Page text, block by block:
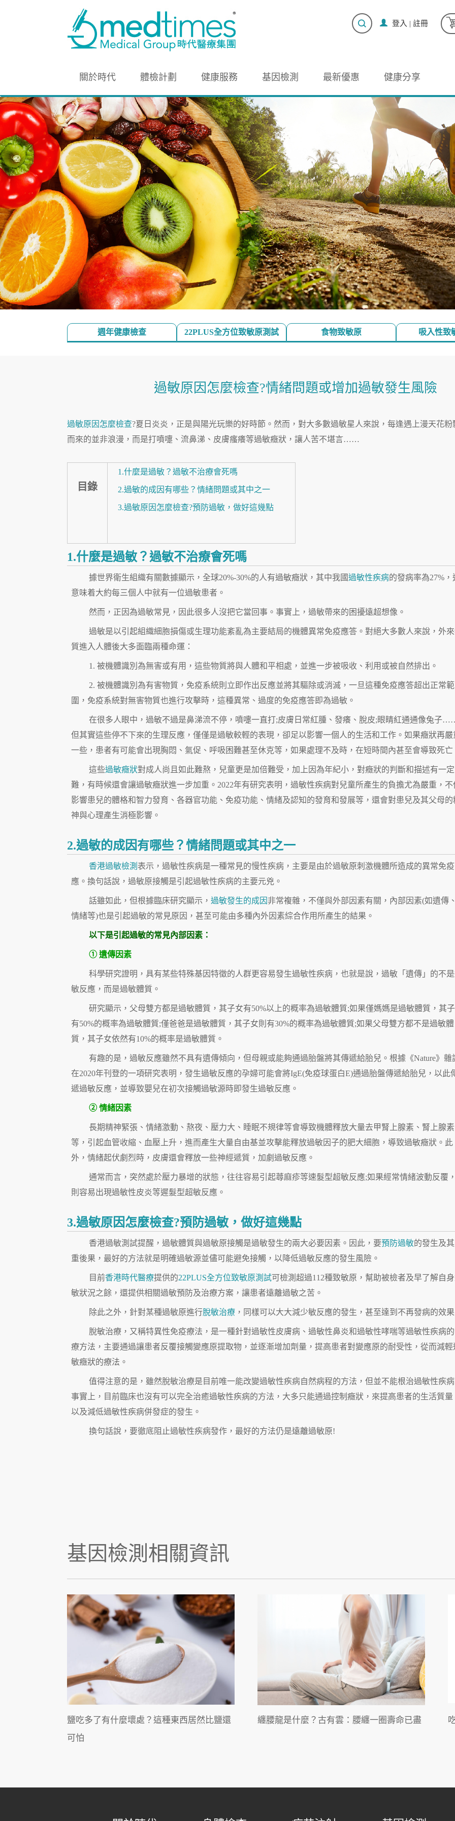
登入 | 註冊
關於時代 體檢計劃 健康服務 基因檢測 最新優惠 健康分享
週年健康檢查 22PLUS全方位致敏原測試 食物致敏原 吸入性致
過敏原因怎麼檢查?情緒問題或增加過敏發生風險
過敏原因怎麼檢查?夏日炎炎，正是與陽光玩樂的好時節。然而，對大多數過敏星人來說，每逢遇上漫天花
而來的並非浪漫，而是打噴嚏、流鼻涕、皮膚瘙癢等過敏癥狀，讓人苦不堪言……
目錄
1.什麼是過敏？過敏不治療會死嗎
2.過敏的成因有哪些？情緒問題或其中之一
3.過敏原因怎麼檢查?預防過敏，做好這幾點
1.什麼是過敏？過敏不治療會死嗎
據世界衛生組織有關數據顯示，全球20%-30%的人有過敏癥狀，其中我國過敏性疾病的發病率為27%，
意味着大約每三個人中就有一位過敏患者。
然而，正因為過敏常見，因此很多人沒把它當回事。事實上，過敏帶來的困擾遠超想像。
過敏是以引起組織細胞損傷或生理功能紊亂為主要結局的機體異常免疫應答。對絕大多數人來說，外
質進入人體後大多面臨兩種命運：
1. 被機體識別為無害或有用，這些物質將與人體和平相處，並進一步被吸收、利用或被自然排出。
2. 被機體識別為有害物質，免疫系統則立即作出反應並將其驅除或消滅，一旦這種免疫應答超出正常範
圍，免疫系統對無害物質也進行攻擊時，這種異常、過度的免疫應答即為過敏。
在很多人眼中，過敏不過是鼻涕流不停，噴嚏一直打;皮膚日常紅腫、發癢、脫皮;眼睛紅通通像兔子
但其實這些停不下來的生理反應，僅僅是過敏較輕的表現，卻足以影響一個人的生活和工作。如果癥狀再嚴
一些，患者有可能會出現胸悶、氣促、呼吸困難甚至休克等，如果處理不及時，在短時間內甚至會導致死亡
這些過敏癥狀對成人尚且如此難熬，兒童更是加倍難受，加上因為年紀小，對癥狀的判斷和描述有一
難，有時候還會讓過敏癥狀進一步加重。2022年有研究表明，過敏性疾病對兒童所產生的負擔尤為嚴重，不
影響患兒的體格和智力發育、各器官功能、免疫功能、情緒及認知的發育和發展等，還會對患兒及其父母的
神與心理產生消極影響。
2.過敏的成因有哪些？情緒問題或其中之一
香港過敏檢測 表示，過敏性疾病是一種常見的慢性疾病，主要是由於過敏原刺激機體所造成的異常免
應。換句話說，過敏原接觸是引起過敏性疾病的主要元兇。
話雖如此，但根據臨床研究顯示， 過敏發生的成因 非常複雜，不僅與外部因素有關，內部因素(如遺傳
情緒等)也是引起過敏的常見原因，甚至可能由多種內外因素綜合作用所產生的結果。
以下是引起過敏的常見內部因素：
① 遺傳因素
科學研究證明，具有某些特殊基因特徵的人群更容易發生過敏性疾病，也就是說，過敏「遺傳」的不
敏反應，而是過敏體質。
研究顯示，父母雙方都是過敏體質，其子女有50%以上的概率為過敏體質;如果僅媽媽是過敏體質，其
有50%的概率為過敏體質;僅爸爸是過敏體質，其子女則有30%的概率為過敏體質;如果父母雙方都不是過敏體
質，其子女依然有10%的概率是過敏體質。
有趣的是，過敏反應雖然不具有遺傳傾向，但母親或能夠通過胎盤將其傳遞給胎兒。根據《Nature》雜
在2020年刊登的一項研究表明，發生過敏反應的孕婦可能會將IgE(免疫球蛋白E)通過胎盤傳遞給胎兒，以此
遞過敏反應，並導致嬰兒在初次接觸過敏源時即發生過敏反應。
② 情緒因素
長期精神緊張、情緒激動、熬夜、壓力大、睡眠不規律等會導致機體釋放大量去甲腎上腺素、腎上腺素
等，引起血管收縮、血壓上升，進而產生大量自由基並攻擊能釋放過敏因子的肥大細胞，導致過敏癥狀。此
外，情緒起伏劇烈時，皮膚還會釋放一些神經遞質，加劇過敏反應。
通常而言，突然處於壓力暴增的狀態，往往容易引起蕁麻疹等速髮型超敏反應;如果經常情緒波動反覆
則容易出現過敏性皮炎等遲髮型超敏反應。
3.過敏原因怎麼檢查?預防過敏，做好這幾點
香港過敏測試提醒，過敏體質與過敏原接觸是過敏發生的兩大必要因素。因此，要預防過敏的發生及
重後果，最好的方法就是明確過敏源並儘可能避免接觸，以降低過敏反應的發生風險。
目前香港時代醫療提供的22PLUS全方位致敏原測試可檢測超過112種致敏原，幫助被檢者及早了解自
敏狀況之餘，還提供相關過敏預防及治療方案，讓患者遠離過敏之苦。
除此之外，針對某種過敏原進行脫敏治療 ，同樣可以大大減少敏反應的發生，甚至達到不再發病的效
脫敏治療，又稱特異性免疫療法，是一種針對過敏性皮膚病、過敏性鼻炎和過敏性哮喘等過敏性疾病
療方法，主要通過讓患者反覆接觸變應原提取物，並逐漸增加劑量，提高患者對變應原的耐受性，從而減輕
敏癥狀的療法。
值得注意的是，雖然脫敏治療是目前唯一能改變過敏性疾病自然病程的方法，但並不能根治過敏性疾
事實上，目前臨床也沒有可以完全治癒過敏性疾病的方法，大多只能通過控制癥狀，來提高患者的生活質量
以及減低過敏性疾病併發症的發生。
換句話說，要徹底阻止過敏性疾病發作，最好的方法仍是遠離過敏原!
基因檢測相關資訊
鹽吃多了有什麼壞處？這種東西居然比鹽還
可怕
纏腰龍是什麼？古有雲：腰纏一圈壽命已盡